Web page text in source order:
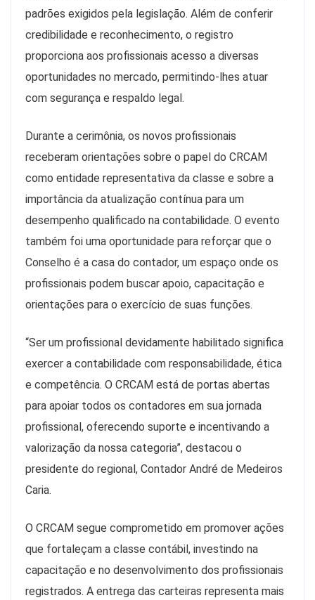
padrões exigidos pela legislação. Além de conferir
credibilidade e reconhecimento, o registro
proporciona aos profissionais acesso a diversas
oportunidades no mercado, permitindo-lhes atuar
com segurança e respaldo legal.
Durante a cerimônia, os novos profissionais
receberam orientações sobre o papel do CRCAM
como entidade representativa da classe e sobre a
importância da atualização contínua para um
desempenho qualificado na contabilidade. O evento
também foi uma oportunidade para reforçar que o
Conselho é a casa do contador, um espaço onde os
profissionais podem buscar apoio, capacitação e
orientações para o exercício de suas funções.
“Ser um profissional devidamente habilitado significa
exercer a contabilidade com responsabilidade, ética
e competência. O CRCAM está de portas abertas
para apoiar todos os contadores em sua jornada
profissional, oferecendo suporte e incentivando a
valorização da nossa categoria”, destacou o
presidente do regional, Contador André de Medeiros
Caria.
O CRCAM segue comprometido em promover ações
que fortaleçam a classe contábil, investindo na
capacitação e no desenvolvimento dos profissionais
registrados. A entrega das carteiras representa mais